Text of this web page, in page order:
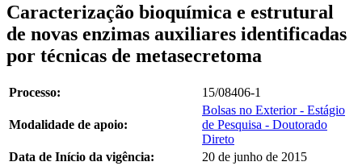
Caracterização bioquímica e estrutural
de novas enzimas auxiliares identificadas
por técnicas de metasecretoma
Processo: 15/08406-1
Modalidade de apoio:
Bolsas no Exterior - Estágio
de Pesquisa - Doutorado
Direto
Data de Início da vigência:
20 de junho de 2015